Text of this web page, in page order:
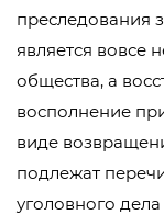
преследования
является вовсе
общества, а
восполнение
виде
подлежат
уголовного